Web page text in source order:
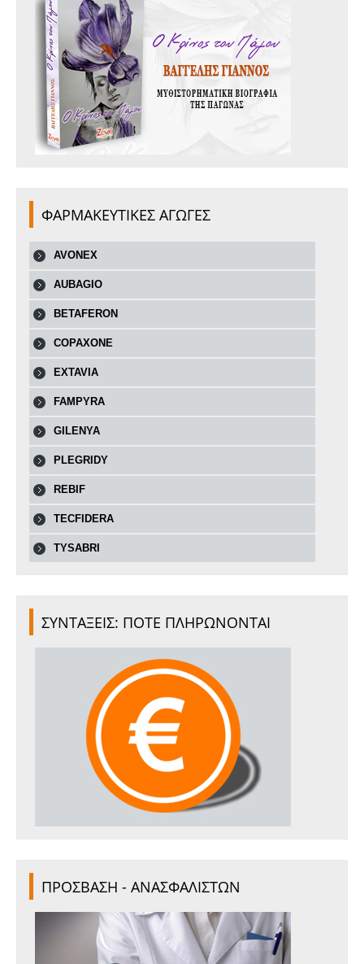
ΦΑΡΜΑΚΕΥΤΙΚΕΣ ΑΓΩΓΕΣ
AVONEX
AUBAGIO
BETAFERON
COPAXONE
EXTAVIA
FAMPYRA
GILENYA
PLEGRIDY
REBIF
TECFIDERA
TYSABRI
ΣΥΝΤΑΞΕΙΣ: ΠΟΤΕ ΠΛΗΡΩΝΟΝΤΑΙ
ΠΡΟΣΒΑΣΗ - ΑΝΑΣΦΑΛΙΣΤΩΝ